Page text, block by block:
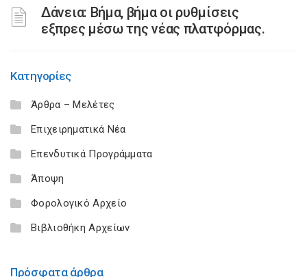
Δάνεια: Βήμα, βήμα οι ρυθμίσεις
εξπρες μέσω της νέας πλατφόρμας.
Κατηγορίες
Άρθρα – Μελέτες
Επιχειρηματικά Νέα
Επενδυτικά Προγράμματα
Άποψη
Φορολογικό Αρχείο
Βιβλιοθήκη Αρχείων
Πρόσφατα άρθρα